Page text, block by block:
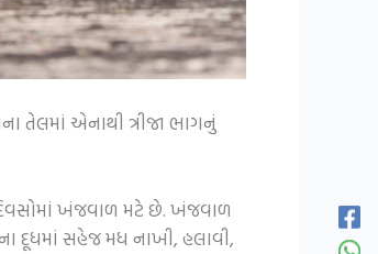
તેલમાં એનાથી ત્રીજા ભાગનું
ખંજવાળ મટે છે. ખંજવાળ
દૂધમાં સહેજ મધ નાખી, હલાવી,